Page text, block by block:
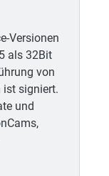
Versionen
als 32Bit
von
ist signiert.
und